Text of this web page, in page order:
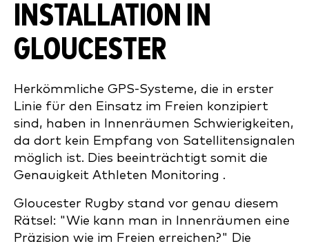
INSTALLATION IN
GLOUCESTER
Herkömmliche GPS-Systeme, die in erster
Linie für den Einsatz im Freien konzipiert
sind, haben in Innenräumen Schwierigkeiten,
da dort kein Empfang von Satellitensignalen
möglich ist. Dies beeinträchtigt somit die
Genauigkeit Athleten Monitoring .
Gloucester Rugby stand vor genau diesem
Rätsel: "Wie kann man in Innenräumen eine
Präzision wie im Freien erreichen?" Die